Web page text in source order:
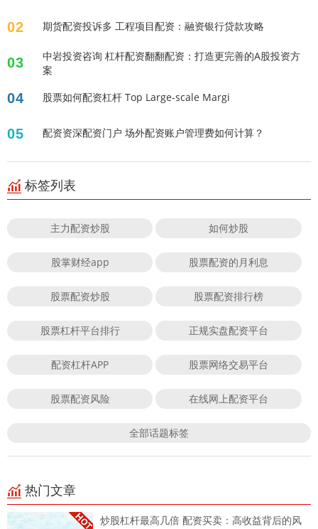
02 期货配资投诉多 工程项目配资：融资银行贷款攻略
03
中岩投资咨询 杠杆配资翻翻配资：打造更完善的A股投资方
案
04 股票如何配资杠杆 Top Large-scale Margi
05 配资资深配资门户 场外配资账户管理费如何计算？
标签列表
主力配资炒股 如何炒股
股掌财经app 股票配资的月利息
股票配资炒股 股票配资排行榜
股票杠杆平台排行 正规实盘配资平台
配资杠杆APP 股票网络交易平台
股票配资风险 在线网上配资平台
全部话题标签
热门文章
炒股杠杆最高几倍 配资买卖：高收益背后的风